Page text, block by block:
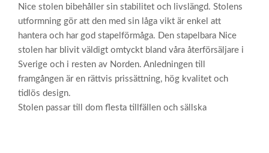
Nice stolen bibehåller sin stabilitet och livslängd. Stolens
utformning gör att den med sin låga vikt är enkel att
hantera och har god stapelförmåga. Den stapelbara Nice
stolen har blivit väldigt omtyckt bland våra återförsäljare i
Sverige och i resten av Norden. Anledningen till
framgången är en rättvis prissättning, hög kvalitet och
tidlös design.
Stolen passar till dom flesta tillfällen och sällska